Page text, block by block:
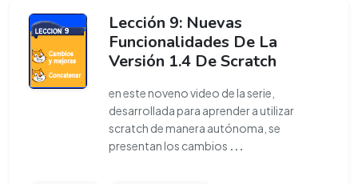
Lección 9: Nuevas
Funcionalidades De La
Versión 1.4 De Scratch
en este noveno video de la serie,
desarrollada para aprender a utilizar
scratch de manera autónoma, se
presentan los cambios ...